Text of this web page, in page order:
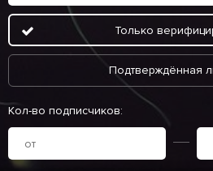
Только
Подтверждённая
Кол-во подписчиков: